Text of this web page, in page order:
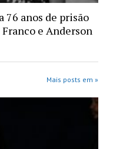
76 anos de prisão
e Anderson
Mais posts em »